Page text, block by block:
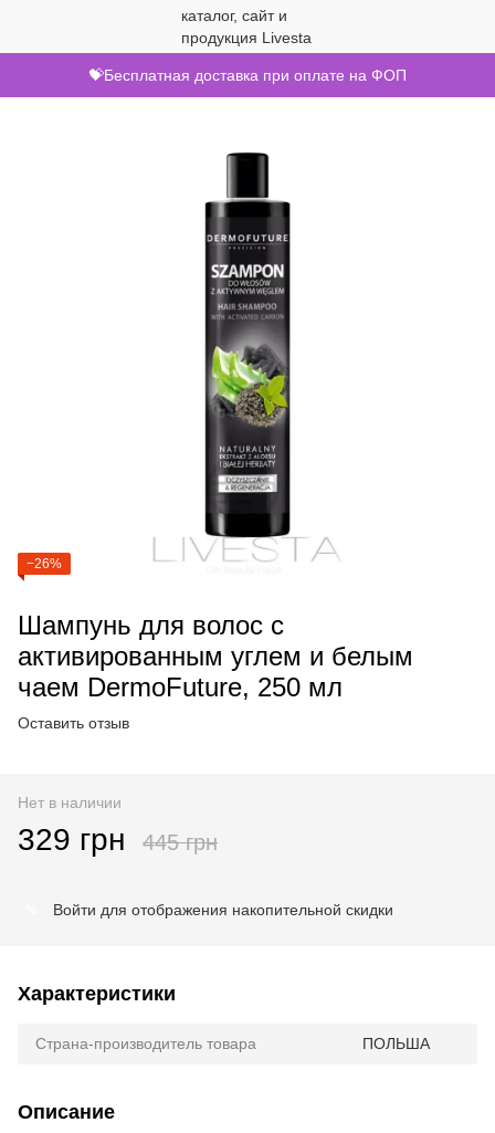
💝Бесплатная доставка при оплате на ФОП
−26%
Шампунь для волос с
активированным углем и белым
чаем DermoFuture, 250 мл
Оставить отзыв
Нет в наличии
329 грн 445 грн
Войти для отображения накопительной скидки
Характеристики
Страна-производитель товара ПОЛЬША
Описание